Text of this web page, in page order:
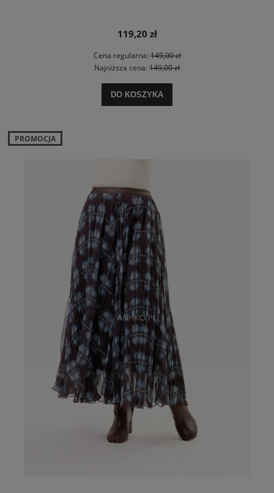
119,20 zł
Cena regularna:149,00 zł
Najniższa cena: 149,00 zł
DO KOSZYKA
PROMOCJA